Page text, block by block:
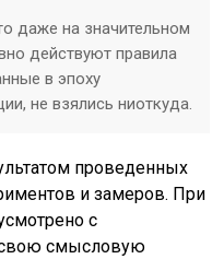
даже на значительном
действуют правила
в эпоху
не взялись ниоткуда.
проведенных
и замеров. При
с
смысловую